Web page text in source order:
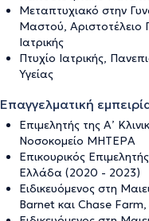
Μεταπτυχιακό στην
Μαστού, Αριστοτέλειο
Ιατρικής
Πτυχίο Ιατρικής,
Υγείας
Επαγγελματική
Επιμελητής της Α’
Νοσοκομείο ΜΗΤΕΡΑ
Επικουρικός
Ελλάδα (2020 - 2023)
Ειδικευόμενος στη
Barnet και Chase Farm,